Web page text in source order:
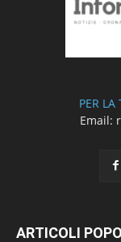
PER
Email:
ARTICOLI